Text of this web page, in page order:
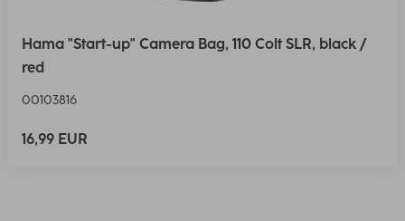
Hama "Start-up" Camera Bag, 110 Colt SLR, black /
red
00103816
16,99 EUR